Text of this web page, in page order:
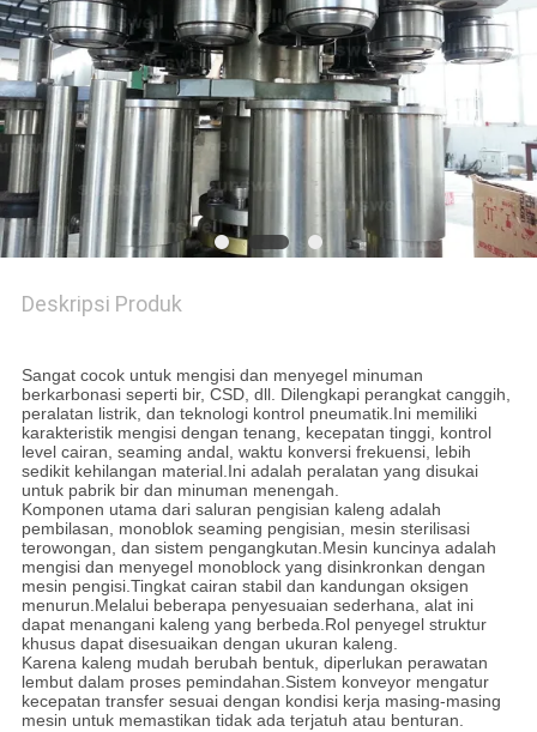
SITEMAP
PRIVACY
POLICY
Deskripsi Produk
Sangat cocok untuk mengisi dan menyegel minuman
berkarbonasi seperti bir, CSD, dll. Dilengkapi perangkat canggih,
peralatan listrik, dan teknologi kontrol pneumatik.Ini memiliki
karakteristik mengisi dengan tenang, kecepatan tinggi, kontrol
level cairan, seaming andal, waktu konversi frekuensi, lebih
sedikit kehilangan material.Ini adalah peralatan yang disukai
untuk pabrik bir dan minuman menengah.
Komponen utama dari saluran pengisian kaleng adalah
pembilasan, monoblok seaming pengisian, mesin sterilisasi
terowongan, dan sistem pengangkutan.Mesin kuncinya adalah
mengisi dan menyegel monoblock yang disinkronkan dengan
mesin pengisi.Tingkat cairan stabil dan kandungan oksigen
menurun.Melalui beberapa penyesuaian sederhana, alat ini
dapat menangani kaleng yang berbeda.Rol penyegel struktur
khusus dapat disesuaikan dengan ukuran kaleng.
Karena kaleng mudah berubah bentuk, diperlukan perawatan
lembut dalam proses pemindahan.Sistem konveyor mengatur
kecepatan transfer sesuai dengan kondisi kerja masing-masing
mesin untuk memastikan tidak ada terjatuh atau benturan.